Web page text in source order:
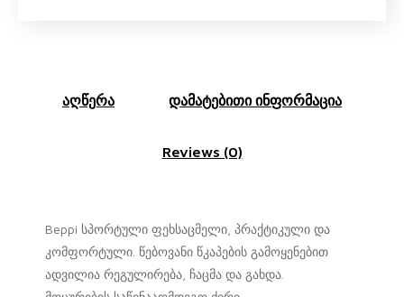
აღწერა დამატებითი ინფორმაცია
Reviews (0)
Beppi სპორტული ფეხსაცმელი, პრაქტიკული და
კომფორტული. წებოვანი წკაპების გამოყენებით
ადვილია რეგულირება, ჩაცმა და გახდა.